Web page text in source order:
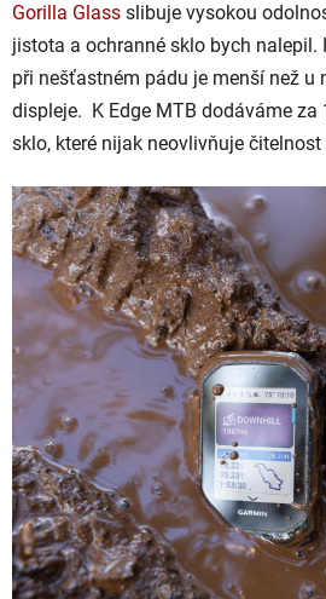
Gorilla Glass slibuje vysokou
jistota a ochranné sklo bych nalepil.
při nešťastném pádu je menší než u
displeje. K Edge MTB dodáváme za
sklo, které nijak neovlivňuje čitelnost